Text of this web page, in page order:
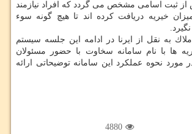
ثبت اسامی مشخص می گردد كه افراد نیازمند
خیریه دریافت كرده اند تا هیچ گونه سوء
به نقل از ایرنا در ادامه این جلسه سیستم
ها با نام سامانه سخاوت با حضور مسئولان
نحوه عملكرد این سامانه توضیحاتی ارائه
4880